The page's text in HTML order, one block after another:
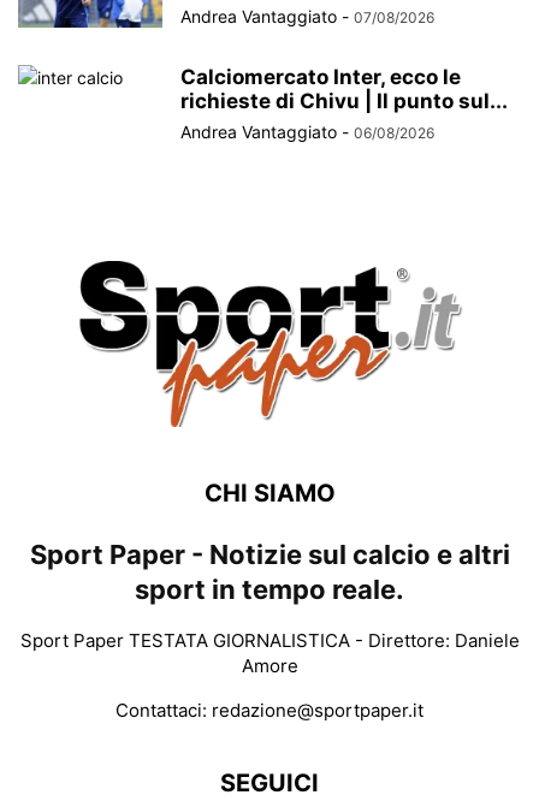
Andrea Vantaggiato - 07/08/2026
Calciomercato Inter, ecco le
richieste di Chivu | Il punto sul...
Andrea Vantaggiato - 06/08/2026
CHI SIAMO
Sport Paper - Notizie sul calcio e altri
sport in tempo reale.
Sport Paper TESTATA GIORNALISTICA - Direttore: Daniele
Amore
Contattaci: redazione@sportpaper.it
SEGUICI